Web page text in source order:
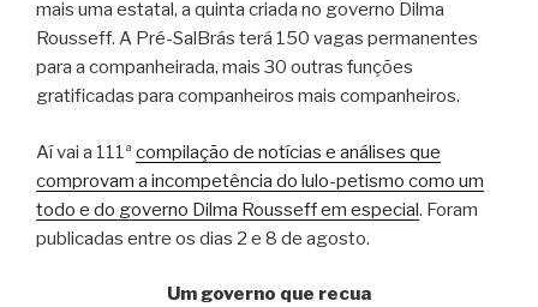
mais uma estatal, a quinta criada no governo Dilma
Rousseff. A Pré-SalBrás terá 150 vagas permanentes
para a companheirada, mais 30 outras funções
gratificadas para companheiros mais companheiros.
Aí vai a 111ª compilação de notícias e análises que
comprovam a incompetência do lulo-petismo como um
todo e do governo Dilma Rousseff em especial. Foram
publicadas entre os dias 2 e 8 de agosto.
Um governo que recua